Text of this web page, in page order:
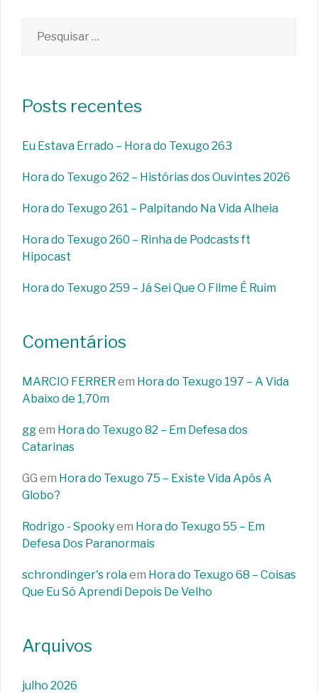
por:
Posts recentes
Eu Estava Errado – Hora do Texugo 263
Hora do Texugo 262 – Histórias dos Ouvintes 2026
Hora do Texugo 261 – Palpitando Na Vida Alheia
Hora do Texugo 260 – Rinha de Podcasts ft
Hipocast
Hora do Texugo 259 – Já Sei Que O Filme É Ruim
Comentários
MARCIO FERRER em Hora do Texugo 197 – A Vida
Abaixo de 1,70m
ggem Hora do Texugo 82 – Em Defesa dos
Catarinas
GG em Hora do Texugo 75 – Existe Vida Após A
Globo?
Rodrigo - Spookyem Hora do Texugo 55 – Em
Defesa Dos Paranormais
schrondinger's rolaem Hora do Texugo 68 – Coisas
Que Eu Só Aprendi Depois De Velho
Arquivos
julho 2026